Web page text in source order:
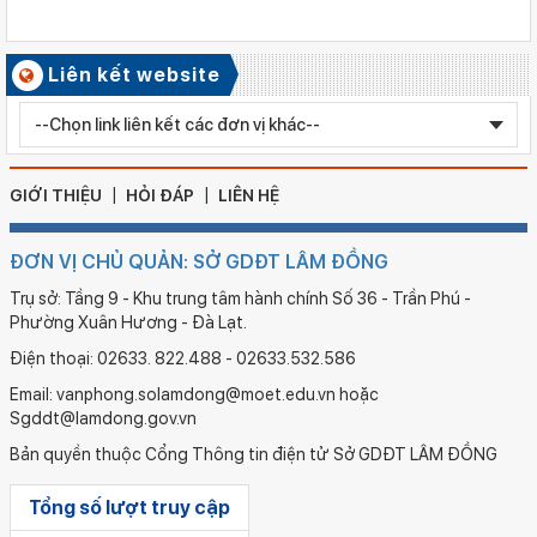
Số ký hiệu: 2577/QĐ-SGDĐT
Ngày ban hành: 05/08/2026
Chỉnh sửa bằng TN THPT LÊ HUỲNH NHƯ HẬU
Liên kết website
GIỚI THIỆU HỎI ĐÁP LIÊN HỆ
ĐƠN VỊ CHỦ QUẢN: SỞ GDĐT LÂM ĐỒNG
Trụ sở: Tầng 9 - Khu trung tâm hành chính Số 36 - Trần Phú -
Phường Xuân Hương - Đà Lạt.
Điện thoại: 02633. 822.488 - 02633.532.586
Email: vanphong.solamdong@moet.edu.vn hoặc
Sgddt@lamdong.gov.vn
Bản quyền thuộc Cổng Thông tin điện tử Sở GDĐT LÂM ĐỒNG
Tổng số lượt truy cập